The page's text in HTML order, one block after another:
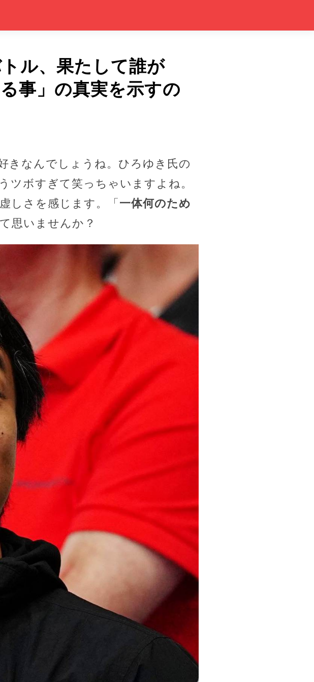
ル、果たして誰が
事」の真実を示すの
きなんでしょうね。ひろゆき氏の
ツボすぎて笑っちゃいますよね。
しさを感じます。「 一体何のため
思いませんか？